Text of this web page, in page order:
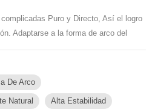
Puro y Directo, Así el logro
Adaptarse a la forma de arco del
Luz, conviértete en otro foco en la
muy refinadas, Agregue algunos trazos
De Arco
Natural Alta Estabilidad